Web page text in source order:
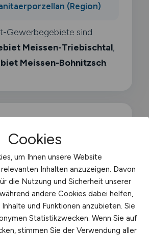
(Region)
Gewerbegebiete sind
Meissen-Triebischtal,
Meissen-Bohnitzsch.
ein
bist du für die
und administrative
Lagerbestands zuständig.
buchst
Cookies
um Ihnen unsere Website
Inhalten anzuzeigen. Davon
die Nutzung und Sicherheit unserer
andere Cookies dabei helfen,
und Funktionen anzubieten. Sie
Statistikzwecken. Wenn Sie auf
stimmen Sie der Verwendung aller